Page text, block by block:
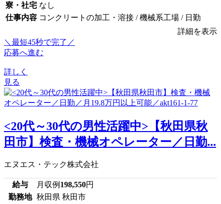
寮・社宅 なし
仕事内容 コンクリートの加工・溶接 / 機械系工場 / 日勤
詳細を表示
＼最短45秒で完了／
応募へ進む
詳しく
見る
<20代～30代の男性活躍中>【秋田県秋
田市】検査・機械オペレーター／日勤...
エヌエス・テック株式会社
給与 月収例 198,550円
勤務地 秋田県 秋田市